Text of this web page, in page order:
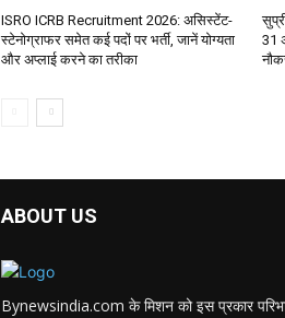
ISRO ICRB Recruitment 2026: असिस्टेंट-
स्टेनोग्राफर समेत कई पदों पर भर्ती, जानें योग्यता
और अप्लाई करने का तरीका
31
ABOUT US
Bynewsindia.com के मिशन को इस प्रकार